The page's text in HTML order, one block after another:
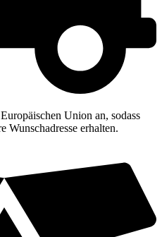
Union an, sodass
Wunschadresse erhalten.